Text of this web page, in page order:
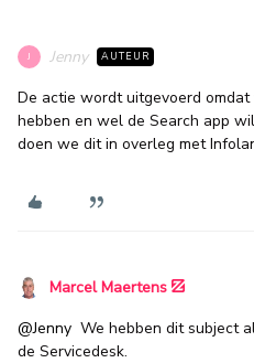
J Jenny AUTEUR
De actie wordt uitgevoerd
hebben en wel de Search app
doen we dit in overleg met
Marcel Maertens
@Jenny We hebben dit subject
de Servicedesk.